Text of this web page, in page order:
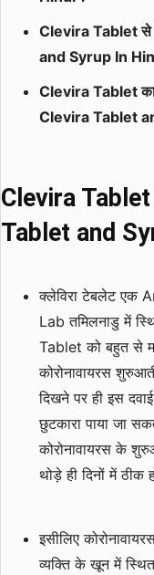
Clevira Tablet से
and Syrup In
Clevira Tablet का
Clevira Tablet
Clevira
Tablet and
क्लेविरा टेबलेट एक
Lab तमिलनाडु में
Tablet को बहुत से
कोरोनावायरस
दिखने पर ही इस
छुटकारा पाया जा
कोरोनावायरस के
थोड़े ही दिनों में ठीक
इसीलिए
व्यक्ति के खून में